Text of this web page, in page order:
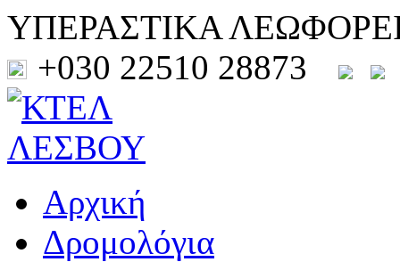
ΥΠΕΡΑΣΤΙΚΑ
+030 22510 28873
Αρχική
Δρομολόγια